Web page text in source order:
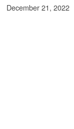
December 21, 2022